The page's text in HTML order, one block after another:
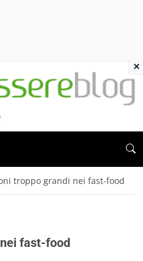
troppo grandi nei fast-food
fast-food
×